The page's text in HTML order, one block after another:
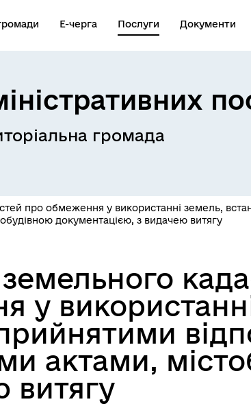
Е-черга Послуги Документи
громада
про обмеження у використанні земель,
документацією, з видачею витягу
у
актами,
витягу